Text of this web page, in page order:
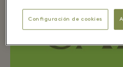
Configuración de cookies